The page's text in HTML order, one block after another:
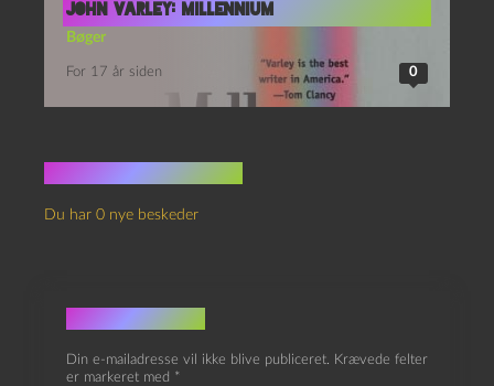
John Varley: Millennium
Bøger
For 17 år siden 0
Du har 0 nye beskeder
Skriv et svar
Din e-mailadresse vil ikke blive publiceret. Krævede felter
er markeret med *